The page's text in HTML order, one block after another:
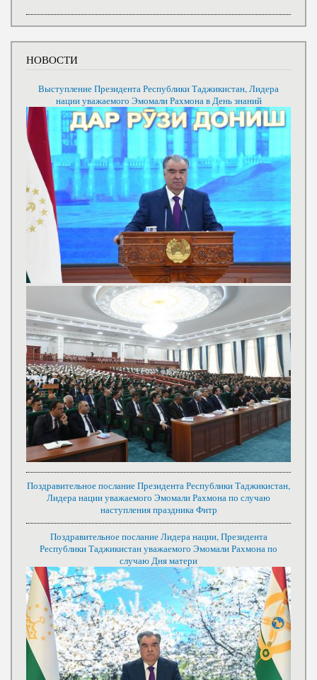
НОВОСТИ
Выступление Президента Республики Таджикистан, Лидера
нации уважаемого Эмомали Рахмона в День знаний
Поздравительное послание Президента Республики Таджикистан,
Лидера нации уважаемого Эмомали Рахмона по случаю
наступления праздника Фитр
Поздравительное послание Лидера нации, Президента
Республики Таджикистан уважаемого Эмомали Рахмона по
случаю Дня матери